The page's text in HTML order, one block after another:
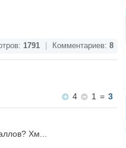
1791 Комментариев: 8
4
1 = 3
Хм...